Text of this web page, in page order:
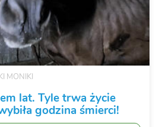
MONIKI
lat. Tyle trwa życie
godzina śmierci!